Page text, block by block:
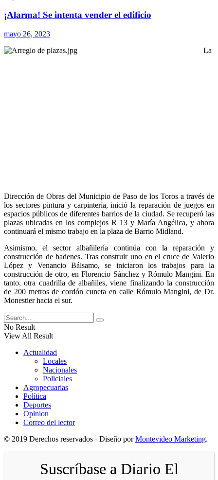
¡Alarma! Se intenta vender el edificio
mayo 26, 2023
La
Dirección de Obras del Municipio de Paso de los Toros a través de
los sectores pintura y carpintería, inició la reparación de juegos en
espacios públicos de diferentes barrios de la ciudad. Se recuperó las
plazas ubicadas en los complejos R 13 y María Angélica, y ahora
continuará el mismo trabajo en la plaza de Barrio Midland.
Asimismo, el sector albañilería continúa con la reparación y
construcción de badenes. Tras construir uno en el cruce de Valerio
López y Venancio Bálsamo, se iniciaron los trabajos para la
construcción de otro, en Florencio Sánchez y Rómulo Mangini. En
tanto, otra cuadrilla de albañiles, viene finalizando la construcción
de 200 metros de cordón cuneta en calle Rómulo Mangini, de Dr.
Monestier hacia el sur.
No Result
View All Result
Actualidad
Locales
Nacionales
Policiales
Agropecuarias
Política
Deportes
Opinion
Correo del lector
© 2019 Derechos reservados - Diseño porMontevideo Marketing.
Suscríbase a Diario El